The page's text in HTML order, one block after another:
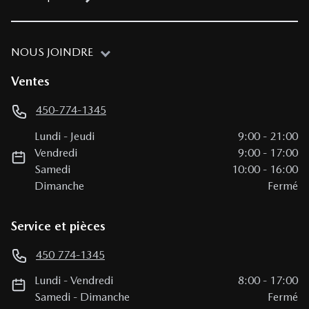
NOUS JOINDRE
Ventes
450-774-1345
Lundi - Jeudi 9:00 - 21:00
Vendredi
9:00 - 17:00
Samedi
10:00 - 16:00
Dimanche
Fermé
Service et pièces
450 774-1345
Lundi -Vendredi 8:00 - 17:00
Samedi - Dimanche Fermé